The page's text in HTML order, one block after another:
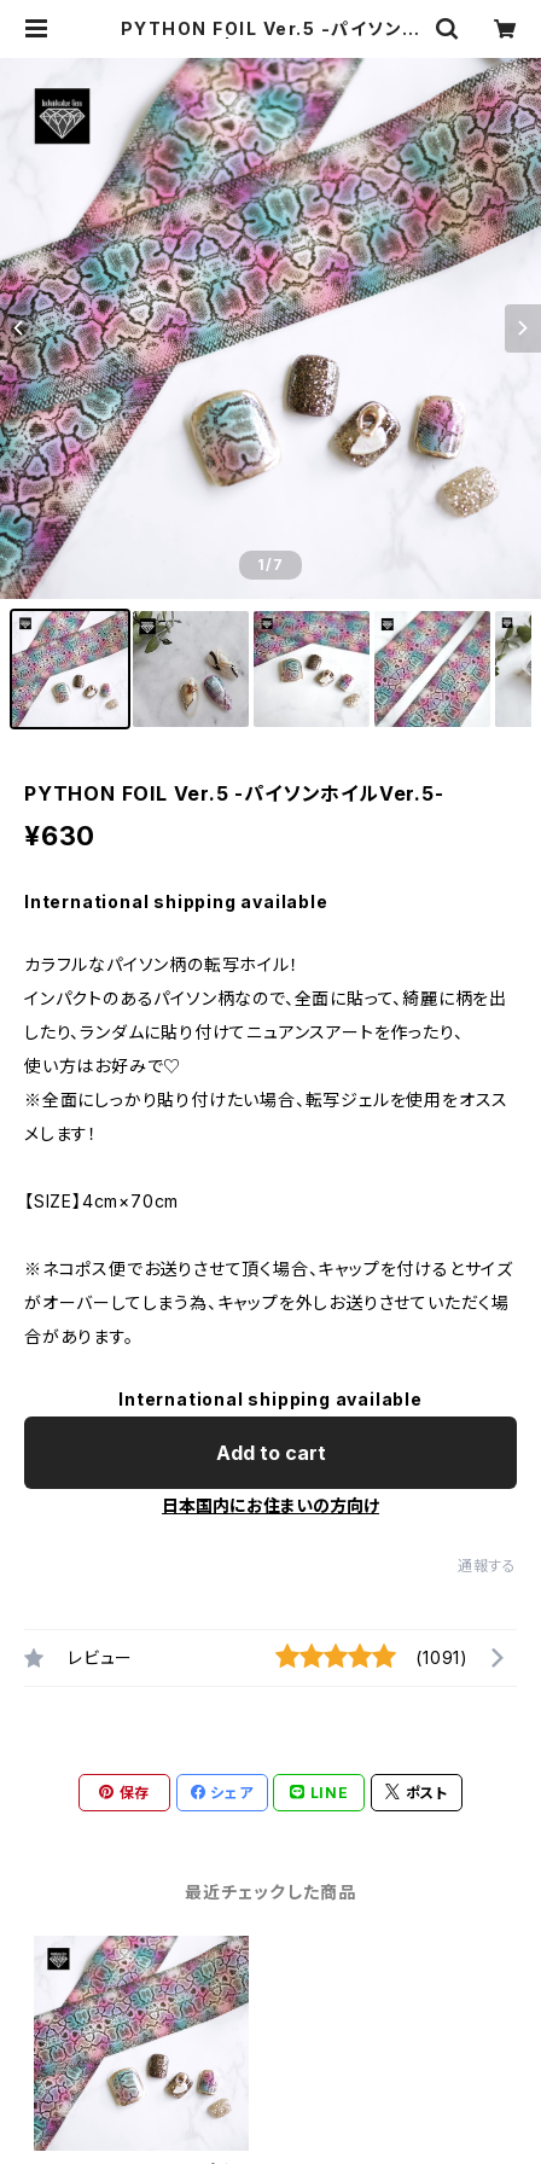
PYTHON FOIL Ver.5 -パイソンホ
1/7
PYTHON FOIL Ver.5 -パイソンホイルVer.5-
¥630
International shipping available
カラフルなパイソン柄の転写ホイル！
インパクトのあるパイソン柄なので、全面に貼って、綺麗に柄を出
したり、ランダムに貼り付けてニュアンスアートを作ったり、
使い方はお好みで♡
※全面にしっかり貼り付けたい場合、転写ジェルを使用をオスス
メします！
【SIZE】4cm×70cm
※ネコポス便でお送りさせて頂く場合、キャップを付けるとサイズ
がオーバーしてしまう為、キャップを外しお送りさせていただく場
合があります。
International shipping available
Add to cart
日本国内にお住まいの方向け
通報する
レビュー (1091)
保存 シェア LINE ポスト
最近チェックした商品